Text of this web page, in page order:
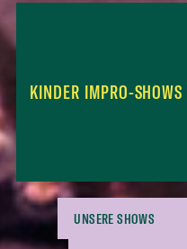
KINDER IMPRO-SHOWS
UNSERE SHOWS